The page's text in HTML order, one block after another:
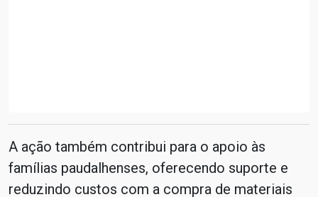
A ação também contribui para o apoio às
famílias paudalhenses, oferecendo suporte e
reduzindo custos com a compra de materiais